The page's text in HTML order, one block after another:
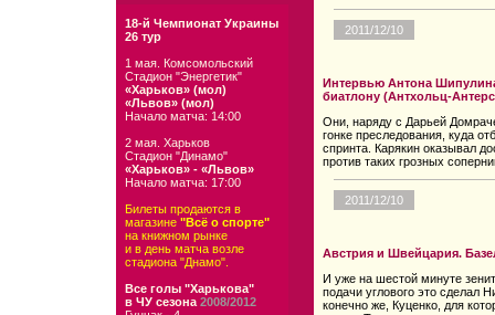
18-й Чемпионат Украины
26 тур
1 мая. Комсомольский
Стадион "Энергетик"
«Харьков» (мол)
«Львов» (мол)
Начало матча: 14:00
2 мая. Харьков
Стадион "Динамо"
«Харьков» - «Львов»
Начало матча: 17:00
Билеты продаются в
магазине "Всё о спорте"
на книжном рынке
и в день матча возле
стадиона "Днамо".
Все голы "Харькова"
в ЧУ сезона 2008/2012
2011/12/10
Интервью Антона
биатлону (Антхольц-
Они, наряду с Дарьей
гонке преследования, куда
спринта. Карякин оказывал
против таких грозных
2011/12/10
Австрия и Швейцария.
И уже на шестой минуте
подачи углового это сделал
конечно же, Куценко, для